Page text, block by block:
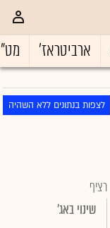
ארביטראז'
לצפות בנתונים ללא השהיה
רציף
שינוי באג'